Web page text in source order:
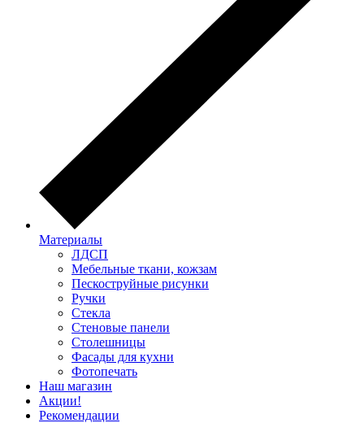
Материалы
ЛДСП
Мебельные ткани, кожзам
Пескоструйные рисунки
Ручки
Стекла
Стеновые панели
Столешницы
Фасады для кухни
Фотопечать
Наш магазин
Акции!
Рекомендации